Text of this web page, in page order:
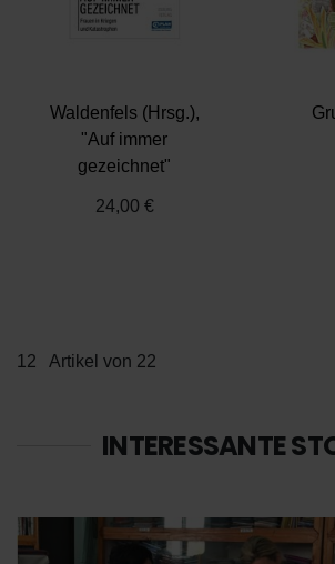
haben oder die sie im Rahmen Ihrer
gesammelt haben.
Waldenfels (Hrsg.),
"Auf immer
gezeichnet"
24,00 €
12 Artikel von 22
INTERESSANTE